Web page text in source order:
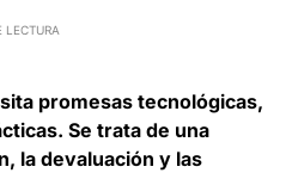
LECTURA
promesas tecnológicas,
Se trata de una
la devaluación y las